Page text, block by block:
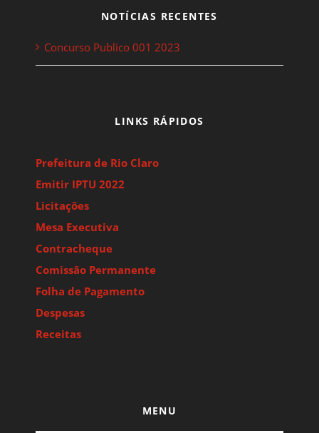
NOTÍCIAS RECENTES
Concurso Publico 001 2023
LINKS RÁPIDOS
Prefeitura de Rio Claro
Emitir IPTU 2022
Licitações
Mesa Executiva
Contracheque
Comissão Permanente
Folha de Pagamento
Despesas
Receitas
MENU